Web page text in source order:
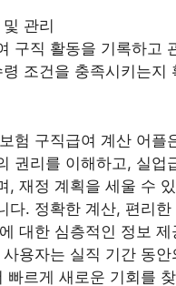
관리
구직 활동을 기록하고
조건을 충족시키는지
험 구직급여 계산 어플
권리를 이해하고, 실업
, 재정 계획을 세울 수
다. 정확한 계산, 편리한
대한 심층적인 정보
용자는 실직 기간 동안
빠르게 새로운 기회를